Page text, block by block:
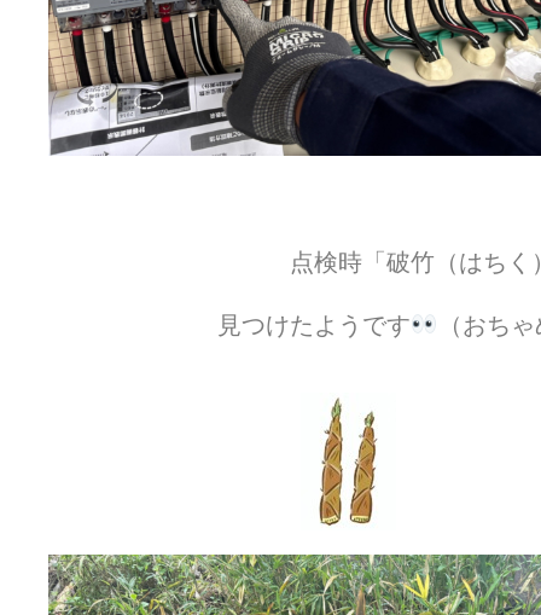
点検時「破竹（はちく）
見つけたようです （おち